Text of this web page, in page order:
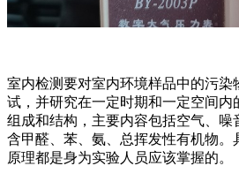
室内检测要对室内环境样品中的污染
试，并研究在一定时期和一定空间内
组成和结构，主要内容包括空气、噪
含甲醛、苯、氨、总挥发性有机物。
原理都是身为实验人员应该掌握的。